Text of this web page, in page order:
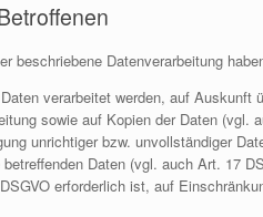
beschriebene Datenverarbeitung
verarbeitet werden, auf Auskunft
sowie auf Kopien der Daten (vgl.
unrichtiger bzw. unvollständiger
Daten (vgl. auch Art. 17
erforderlich ist, auf